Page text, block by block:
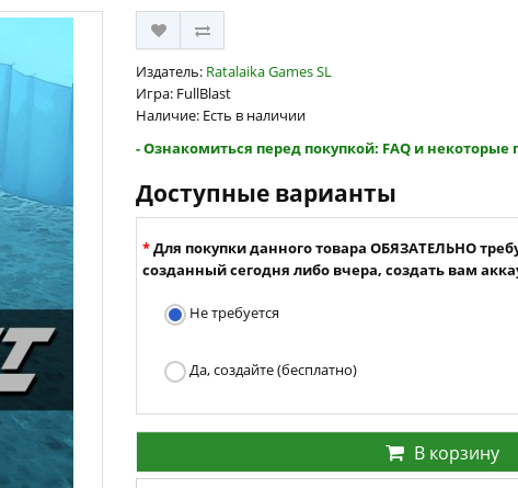
Издатель: Ratalaika Games SL
Игра: FullBlast
Наличие: Есть в наличии
- Ознакомиться перед покупкой: FAQ и некоторые
Доступные варианты
Для покупки данного товара ОБЯЗАТЕЛЬНО
созданный сегодня либо вчера, создать вам
Не требуется
Да, создайте (бесплатно)
В корзину